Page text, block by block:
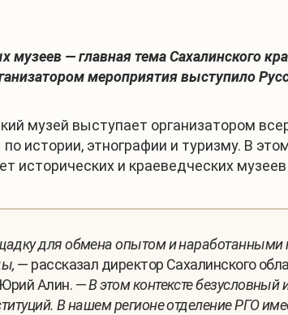
— главная тема Сахалинского
мероприятия выступило
музей выступает организатором
истории, этнографии и туризму. В
исторических и краеведческих
для обмена опытом и наработанными
— рассказал директор Сахалинского
Юрий Алин. —В этом контексте
В нашем регионе отделение РГО